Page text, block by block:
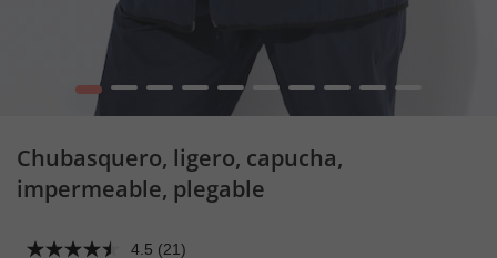
1 2 3 4 5 7 8 9
Chubasquero, ligero, capucha,
impermeable, plegable
4.5 (21)